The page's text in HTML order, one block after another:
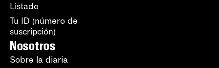
Listado
Tu ID (número de
suscripción)
Nosotros
Sobre la diaria